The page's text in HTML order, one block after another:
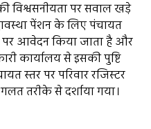
विश्वसनीयता पर सवाल खड़े
पेंशन के लिए पंचायत
पर आवेदन किया जाता है और
कार्यालय से इसकी पुष्टि
स्तर पर परिवार रजिस्टर
तरीके से दर्शाया गया।